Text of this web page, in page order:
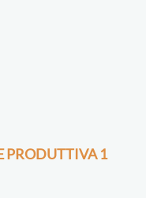
PRODUTTIVA 1